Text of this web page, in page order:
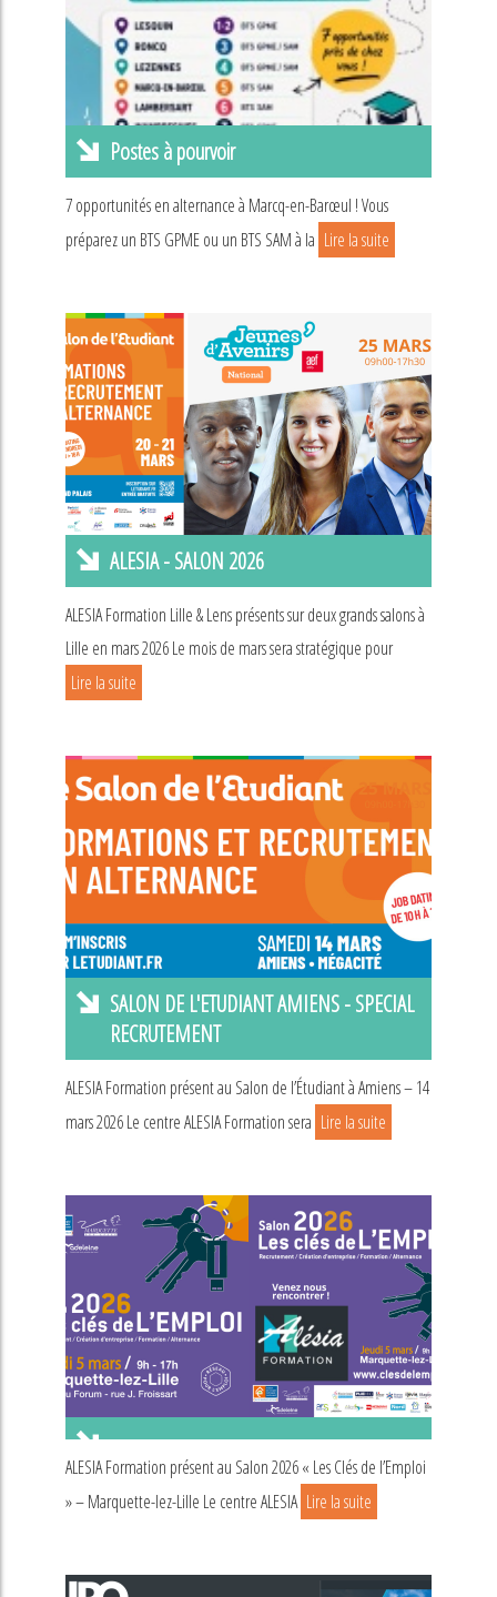
Postes à pourvoir
7 opportunités en alternance à Marcq-en-Barœul ! Vous
préparez un BTS GPME ou un BTS SAM à la Lire la suite
ALESIA - SALON 2026
ALESIA Formation Lille & Lens présents sur deux grands salons à
Lille en mars 2026 Le mois de mars sera stratégique pour
Lire la suite
SALON DE L'ETUDIANT AMIENS - SPECIAL
RECRUTEMENT
ALESIA Formation présent au Salon de l’Étudiant à Amiens – 14
mars 2026 Le centre ALESIA Formation sera Lire la suite
ALESIA Formation présent au Salon 2026 « Les Clés de l’Emploi
» – Marquette-lez-Lille Le centre ALESIA Lire la suite